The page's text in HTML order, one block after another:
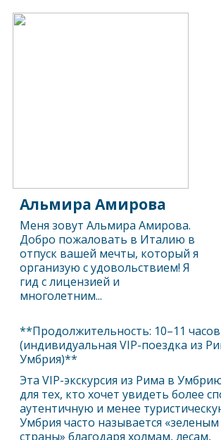
**Продолжительность: 10–11 часов
(индивидуальная VIP-поездка из
Умбрия)**
Эта VIP-экскурсия из Рима в
для тех, кто хочет увидеть более
аутентичную и менее
Умбрия часто называется
страны» благодаря холмам, лесам,
Альмира Амирова
Меня зовут Альмира Амирова.
Добро пожаловать в Италию в
отпуск вашей мечты, который я
организую с удовольствием! Я
гид с лицензией и
многолетним...